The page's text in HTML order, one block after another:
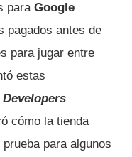
para Google
pagados antes de
para jugar entre
estas
Developers
cómo la tienda
para algunos